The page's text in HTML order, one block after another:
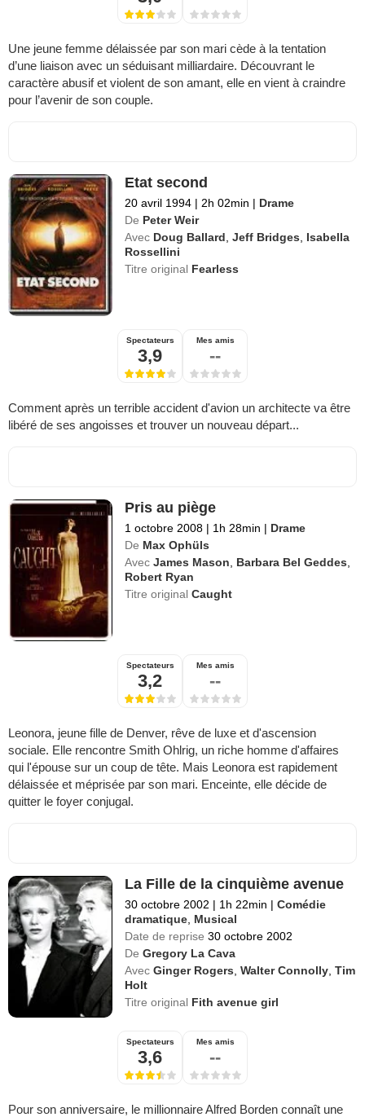
Une jeune femme délaissée par son mari cède à la tentation
d’une liaison avec un séduisant milliardaire. Découvrant le
caractère abusif et violent de son amant, elle en vient à craindre
pour l’avenir de son couple.
Etat second
20 avril 1994 | 2h 02min | Drame
De Peter Weir
Avec Doug Ballard ,Jeff Bridges
Isabella
Rossellini
Titre original Fearless
Spectateurs
3,9
Mes amis
--
Comment après un terrible accident d'avion un architecte va être
libéré de ses angoisses et trouver un nouveau départ...
Pris au piège
1 octobre 2008 | 1h 28min | Drame
De Max Ophüls
Avec James Mason Barbara Bel Geddes
Robert Ryan
Titre originalCaught
Spectateurs
3,2
Mes amis
--
Leonora, jeune fille de Denver, rêve de luxe et d'ascension
sociale. Elle rencontre Smith Ohlrig, un riche homme d'affaires
qui l'épouse sur un coup de tête. Mais Leonora est rapidement
délaissée et méprisée par son mari. Enceinte, elle décide de
quitter le foyer conjugal.
La Fille de la cinquième avenue
30 octobre 2002 | 1h 22min | Comédie
dramatique Musical
Date de reprise 30 octobre 2002
De Gregory La Cava
Avec Ginger Rogers ,Walter Connolly ,Tim
Holt
Titre original Fith avenue girl
Spectateurs
3,6
Mes amis
--
Pour son anniversaire, le millionnaire Alfred Borden connaît une